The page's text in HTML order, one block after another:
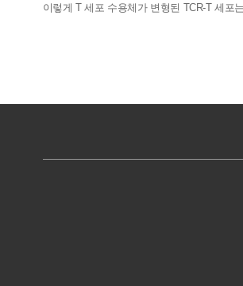
이렇게 T 세포 수용체가 변형된 TCR-T 세포